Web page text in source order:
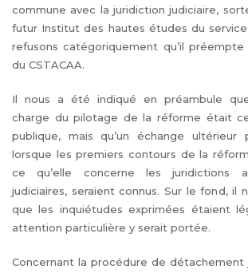
commune avec la juridiction judiciaire,
futur Institut des hautes études du
refusons catégoriquement qu’il
du CSTACAA.
Il nous a été indiqué en préambule
charge du pilotage de la réforme était
publique, mais qu’un échange ultérieur
lorsque les premiers contours de la
ce qu’elle concerne les juridictions
judiciaires, seraient connus. Sur le fond, il
que les inquiétudes exprimées étaient
attention particulière y serait portée.
Concernant la procédure de détachement